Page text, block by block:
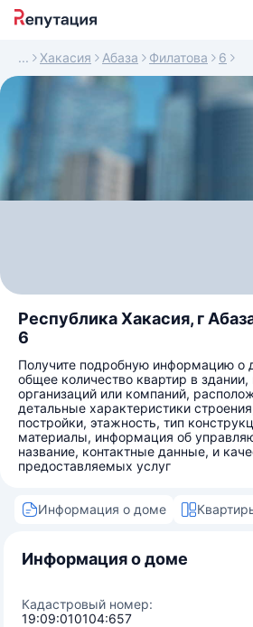
Хакасия Абаза Филатова 6
Республика Хакасия, г
6
Получите подробную информацию о
общее количество квартир в здании,
организаций или компаний,
детальные характеристики
постройки, этажность, тип
материалы, информация об
название, контактные данные, и
предоставляемых услуг
Информация о доме
Информация о доме
Кадастровый номер:
19:09:010104:657